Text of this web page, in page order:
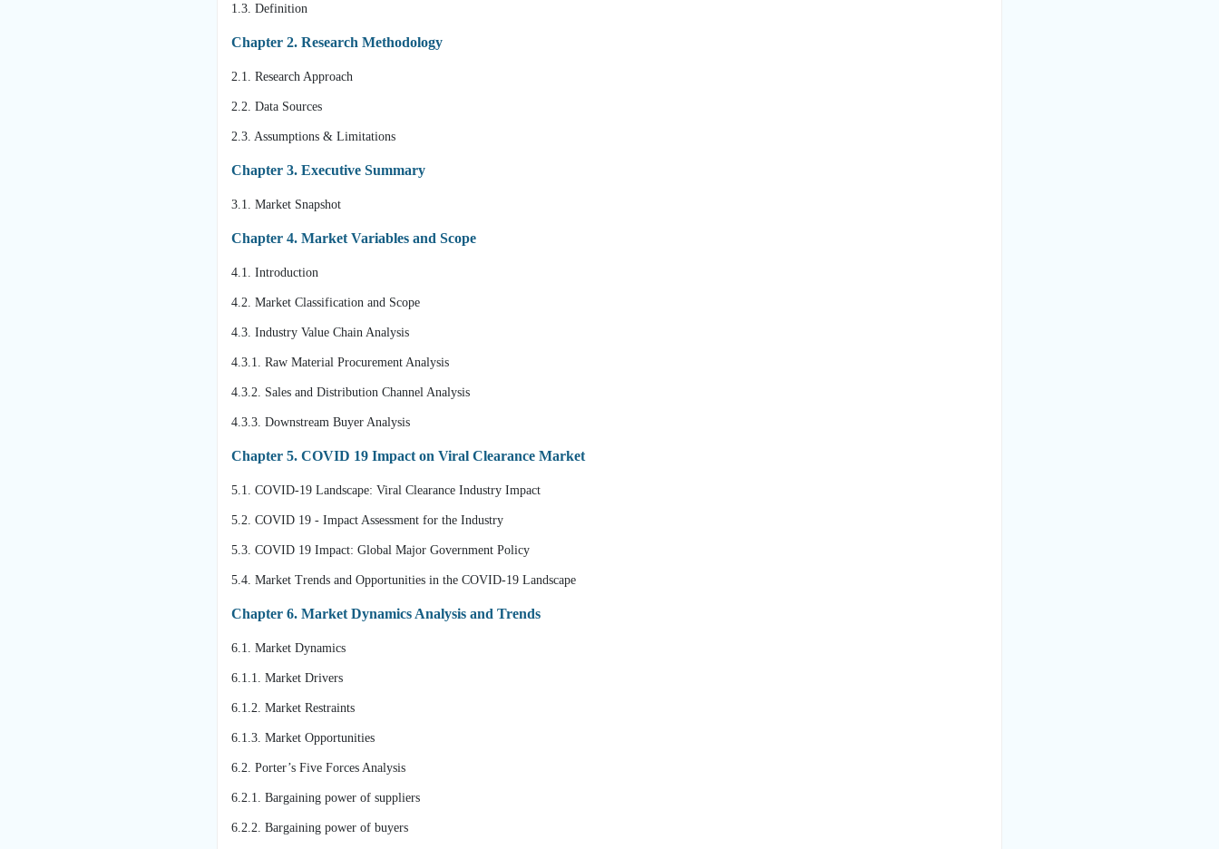
1.3. Definition
Chapter 2. Research Methodology
2.1. Research Approach
2.2. Data Sources
2.3. Assumptions & Limitations
Chapter 3. Executive Summary
3.1. Market Snapshot
Chapter 4. Market Variables and Scope
4.1. Introduction
4.2. Market Classification and Scope
4.3. Industry Value Chain Analysis
4.3.1. Raw Material Procurement Analysis
4.3.2. Sales and Distribution Channel Analysis
4.3.3. Downstream Buyer Analysis
Chapter 5. COVID 19 Impact on Viral Clearance Market
5.1. COVID-19 Landscape: Viral Clearance Industry Impact
5.2. COVID 19 - Impact Assessment for the Industry
5.3. COVID 19 Impact: Global Major Government Policy
5.4. Market Trends and Opportunities in the COVID-19 Landscape
Chapter 6. Market Dynamics Analysis and Trends
6.1. Market Dynamics
6.1.1. Market Drivers
6.1.2. Market Restraints
6.1.3. Market Opportunities
6.2. Porter’s Five Forces Analysis
6.2.1. Bargaining power of suppliers
6.2.2. Bargaining power of buyers